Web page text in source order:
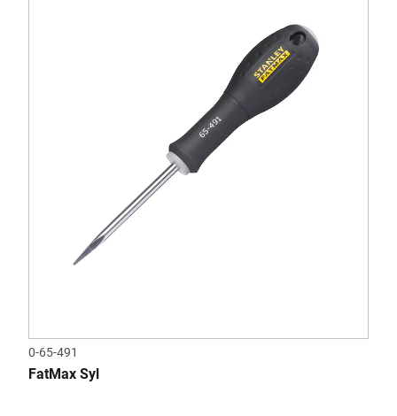
0-65-491
FatMax Syl